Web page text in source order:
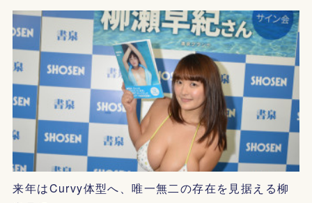
来年はCurvy体型へ、唯一無二の存在を見据える柳